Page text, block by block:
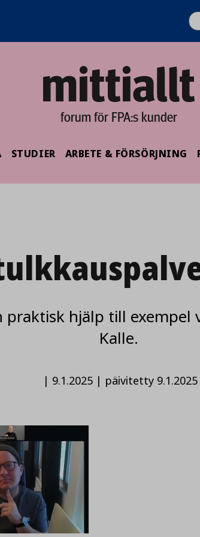
forum för FPA:s kunder
STUDIER ARBETE & FÖRSÖRJNING
praktisk hjälp till
Kalle.
| 9.1.2025| päivitetty 9.1.2025